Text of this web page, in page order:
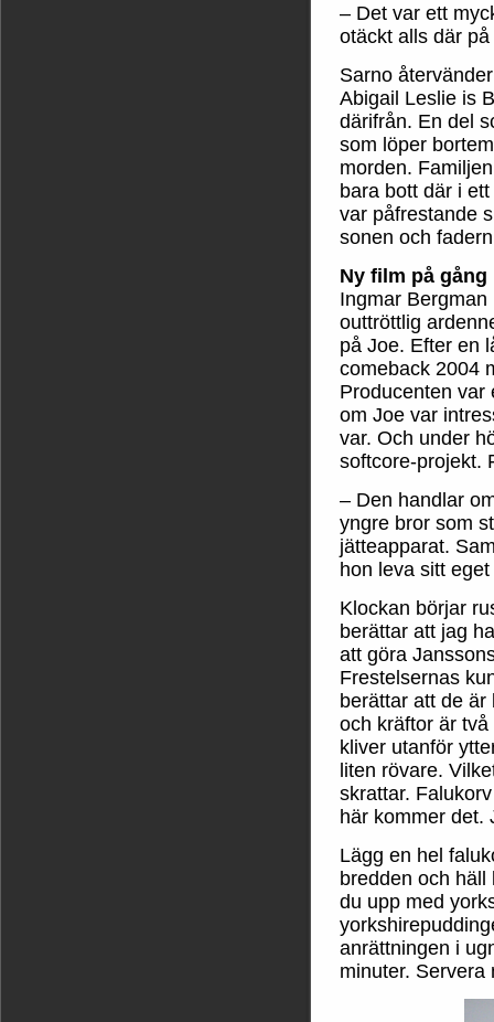
– Det var ett
otäckt alls där
Sarno
Abigail Leslie is
därifrån. En del
som löper
morden.
bara bott där i
var påfrestande
sonen och
Ny film på gång
Ingmar
outtröttlig
på Joe. Efter en
comeback 2004
Producenten var
om Joe var
var. Och under
softcore-projekt.
– Den handlar
yngre bror som
jätteapparat.
hon leva sitt
Klockan börjar
berättar att jag
att göra
Frestelsernas
berättar att de
och kräftor är
kliver utanför
liten rövare.
skrattar.
här kommer det.
Lägg en hel
bredden och häll
du upp med
anrättningen i
minuter. Servera